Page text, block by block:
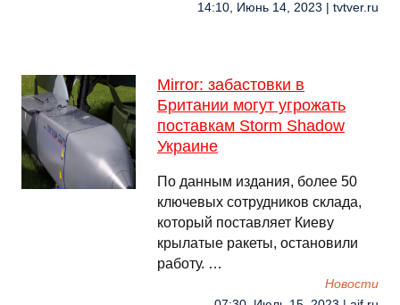
14:10, Июнь 14, 2023 | tvtver.ru
Mirror: забастовки в
Британии могут угрожать
поставкам Storm Shadow
Украине
По данным издания, более 50
ключевых сотрудников склада,
который поставляет Киеву
крылатые ракеты, остановили
работу. …
Новости